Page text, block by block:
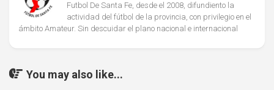
Futbol De Santa Fe, desde el 2008, difundiento la
actividad del fútbol de la provincia, con privilegio en el
ámbito Amateur. Sin descuidar el plano nacional e internacional
You may also like...